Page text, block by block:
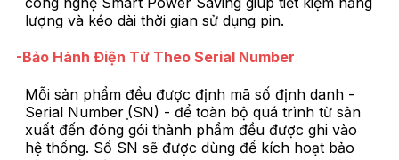
lượng và kéo dài thời gian sử dụng pin.
-Bảo Hành Điện Tử Theo Serial Number
Mỗi sản phẩm đều được định mã số định danh -
Serial Number ̣(SN) - để toàn bộ quá trình từ sản
xuất đến đóng gói thành phẩm đều được ghi vào
hệ thống. Số SN sẽ được dùng để kích hoạt bảo